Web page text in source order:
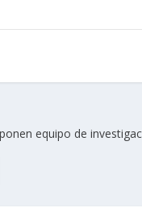
equipo de